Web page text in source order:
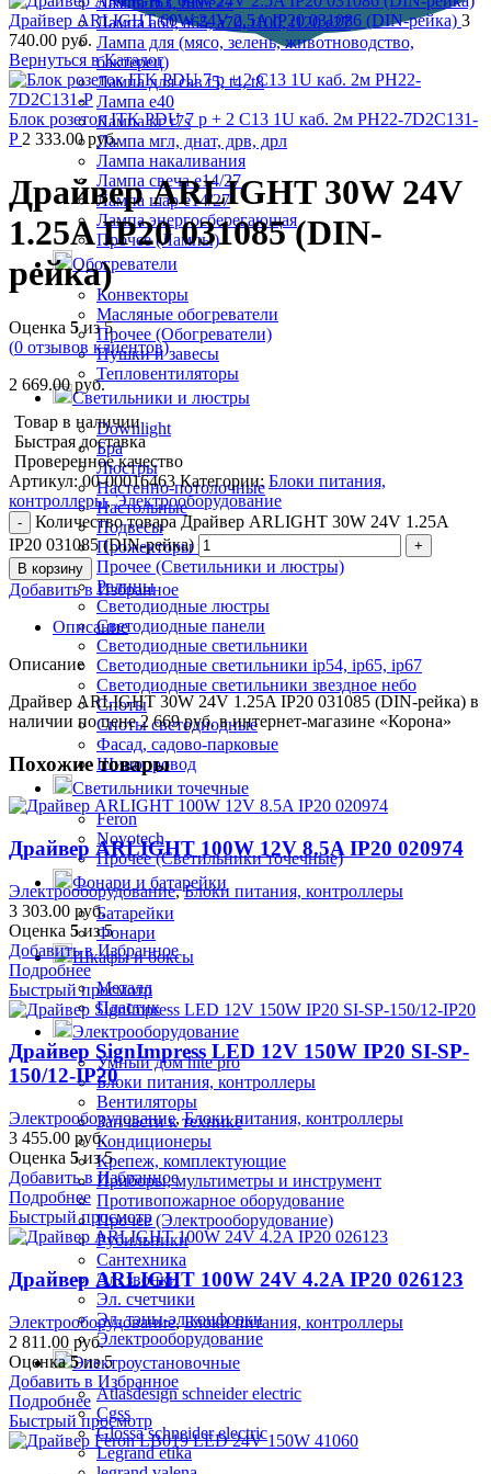
Лампа а60, а65, а70, t100, t120 е27
Лампа для (мясо, зелень, животноводство,
бактерец)
Лампа для сав t5, t4, t8
Лампа е40
Лампа кг r7s
Лампа мгл, днат, дрв, дрл
Лампа накаливания
Лампа свеча е14/27
Лампа шар е14/27
Лампа энергосберегающая
Прочее (Лампы)
Обогреватели
Конвекторы
Масляные обогреватели
Прочее (Обогреватели)
Пушки и завесы
Тепловентиляторы
Светильники и люстры
Downlight
Бра
Люстры
Настенно-потолочные
Настольные
Подвесы
Прожекторы и кобры
Прочее (Светильники и люстры)
Ралины
Светодиодные люстры
Светодиодные панели
Светодиодные светильники
Светодиодные светильники ip54, ip65, ip67
Светодиодные светильники звездное небо
Споты
Споты светодиодные
Фасад, садово-парковые
Шинопровод
Светильники точечные
Feron
Novotech
Прочее (Светильники точечные)
Фонари и батарейки
Батарейки
Фонари
Шкафы и боксы
Металл
Пластик
Электрооборудование
Умный дом hite pro
Блоки питания, контроллеры
Вентиляторы
Запчасти к технике
Кондиционеры
Крепеж, комплектующие
Приборы, мультиметры и инструмент
Противопожарное оборудование
Прочее (Электрооборудование)
Рубильники
Сантехника
Эл. звонки
Эл. счетчики
Эл. тэны-эл.конфорки
Электрооборудование
Электроустановочные
Atlasdesign schneider electric
Cgss
Glossa schneider electric
Legrand etika
Драйвер ARLIGHT 60W 24V 2.5A IP20 031086 (DIN-рейка) 3
740.00 руб.
Вернуться в Каталог
Блок розеток ITK PDU 7 р + 2 С13 1U каб. 2м PH22-7D2C131-
P 2 333.00руб.
Драйвер ARLIGHT 30W 24V
1.25A IP20 031085 (DIN-
рейка)
Оценка 5из 5
(0 отзывов клиентов)
2 669.00руб.
Товар в наличии
Быстрая доставка
Проверенное качество
Артикул:00-00016463Категории: Блоки питания,
контроллеры, Электрооборудование
Количество товара Драйвер ARLIGHT 30W 24V 1.25A
IP20 031085 (DIN-рейка)
В корзину
Добавить в Избранное
Описание
Описание
Драйвер ARLIGHT 30W 24V 1.25A IP20 031085 (DIN-рейка) в
наличии по цене 2 669 руб. в интернет-магазине «Корона»
Похожие товары
Драйвер ARLIGHT 100W 12V 8.5A IP20 020974
Электрооборудование,Блоки питания, контроллеры
3 303.00 руб.
Оценка 5из 5
Добавить в Избранное
Подробнее
Быстрый просмотр
Драйвер SignImpress LED 12V 150W IP20 SI-SP-
150/12-IP20
Электрооборудование,Блоки питания, контроллеры
3 455.00 руб.
Оценка 5из 5
Добавить в Избранное
Подробнее
Быстрый просмотр
Драйвер ARLIGHT 100W 24V 4.2A IP20 026123
Электрооборудование,Блоки питания, контроллеры
2 811.00 руб.
Оценка5из 5
Добавить в Избранное
Подробнее
Быстрый просмотр